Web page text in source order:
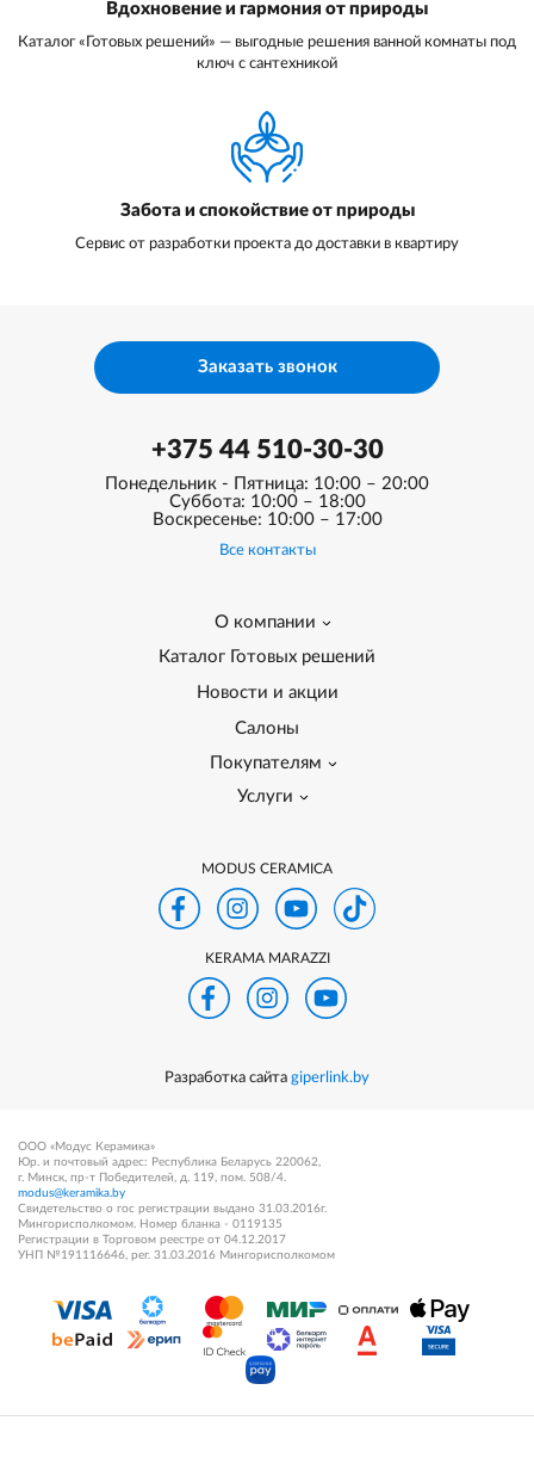
Вдохновение и гармония от природы
Каталог «Готовых решений» — выгодные решения ванной комнаты под
ключ с сантехникой
Забота и спокойствие от природы
Сервис от разработки проекта до доставки в квартиру
+375 44 510-30-30
Понедельник - Пятница: 10:00 – 20:00
Суббота: 10:00 – 18:00
Воскресенье: 10:00 – 17:00
Все контакты
О компании
Каталог Готовых решений
Новости и акции
Салоны
Покупателям
Услуги
Заказать звонок
MODUS CERAMICA
KERAMA MARAZZI
Разработка сайта giperlink.by
ООО «Модус Керамика»
Юр. и почтовый адрес: Республика Беларусь 220062,
г. Минск, пр-т Победителей, д. 119, пом. 508/4.
modus@keramika.by
Свидетельство о гос регистрации выдано 31.03.2016г.
Мингорисполкомом. Номер бланка - 0119135
Регистрации в Торговом реестре от 04.12.2017
УНП №191116646, рег. 31.03.2016 Мингорисполкомом